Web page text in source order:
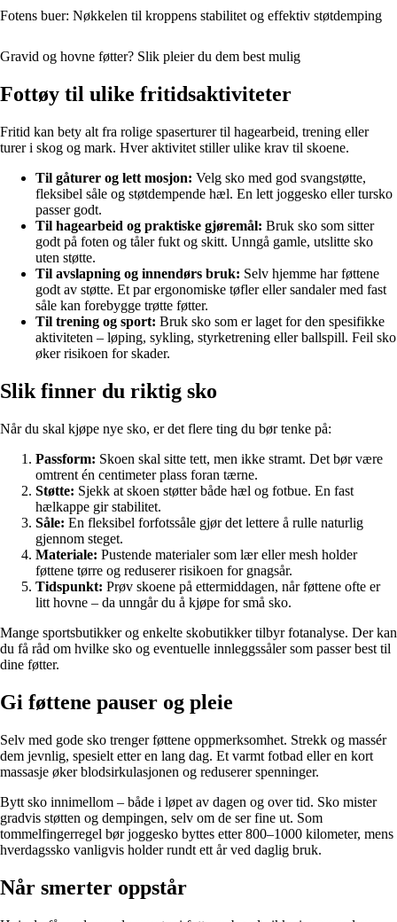
Fotens buer: Nøkkelen til kroppens stabilitet og effektiv støtdemping
Gravid og hovne føtter? Slik pleier du dem best mulig
Fottøy til ulike fritidsaktiviteter
Fritid kan bety alt fra rolige spaserturer til hagearbeid, trening eller
turer i skog og mark. Hver aktivitet stiller ulike krav til skoene.
Til gåturer og lett mosjon: Velg sko med god svangstøtte,
fleksibel såle og støtdempende hæl. En lett joggesko eller tursko
passer godt.
Til hagearbeid og praktiske gjøremål: Bruk sko som sitter
godt på foten og tåler fukt og skitt. Unngå gamle, utslitte sko
uten støtte.
Til avslapning og innendørs bruk: Selv hjemme har føttene
godt av støtte. Et par ergonomiske tøfler eller sandaler med fast
såle kan forebygge trøtte føtter.
Til trening og sport: Bruk sko som er laget for den spesifikke
aktiviteten – løping, sykling, styrketrening eller ballspill. Feil sko
øker risikoen for skader.
Slik finner du riktig sko
Når du skal kjøpe nye sko, er det flere ting du bør tenke på:
Passform: Skoen skal sitte tett, men ikke stramt. Det bør være
omtrent én centimeter plass foran tærne.
Støtte: Sjekk at skoen støtter både hæl og fotbue. En fast
hælkappe gir stabilitet.
Såle: En fleksibel forfotssåle gjør det lettere å rulle naturlig
gjennom steget.
Materiale: Pustende materialer som lær eller mesh holder
føttene tørre og reduserer risikoen for gnagsår.
Tidspunkt: Prøv skoene på ettermiddagen, når føttene ofte er
litt hovne – da unngår du å kjøpe for små sko.
Mange sportsbutikker og enkelte skobutikker tilbyr fotanalyse. Der kan
du få råd om hvilke sko og eventuelle innleggssåler som passer best til
dine føtter.
Gi føttene pauser og pleie
Selv med gode sko trenger føttene oppmerksomhet. Strekk og massér
dem jevnlig, spesielt etter en lang dag. Et varmt fotbad eller en kort
massasje øker blodsirkulasjonen og reduserer spenninger.
Bytt sko innimellom – både i løpet av dagen og over tid. Sko mister
gradvis støtten og dempingen, selv om de ser fine ut. Som
tommelfingerregel bør joggesko byttes etter 800–1000 kilometer, mens
hverdagssko vanligvis holder rundt ett år ved daglig bruk.
Når smerter oppstår